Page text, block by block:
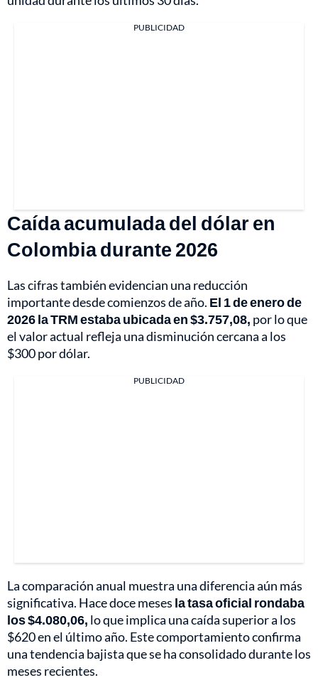
PUBLICIDAD
Caída acumulada del dólar en
Colombia durante 2026
Las cifras también evidencian una reducción
importante desde comienzos de año. El 1 de enero de
2026 la TRM estaba ubicada en $3.757,08, por lo que
el valor actual refleja una disminución cercana a los
$300 por dólar.
PUBLICIDAD
La comparación anual muestra una diferencia aún más
significativa. Hace doce meses la tasa oficial rondaba
los $4.080,06, lo que implica una caída superior a los
$620 en el último año. Este comportamiento confirma
una tendencia bajista que se ha consolidado durante los
meses recientes.